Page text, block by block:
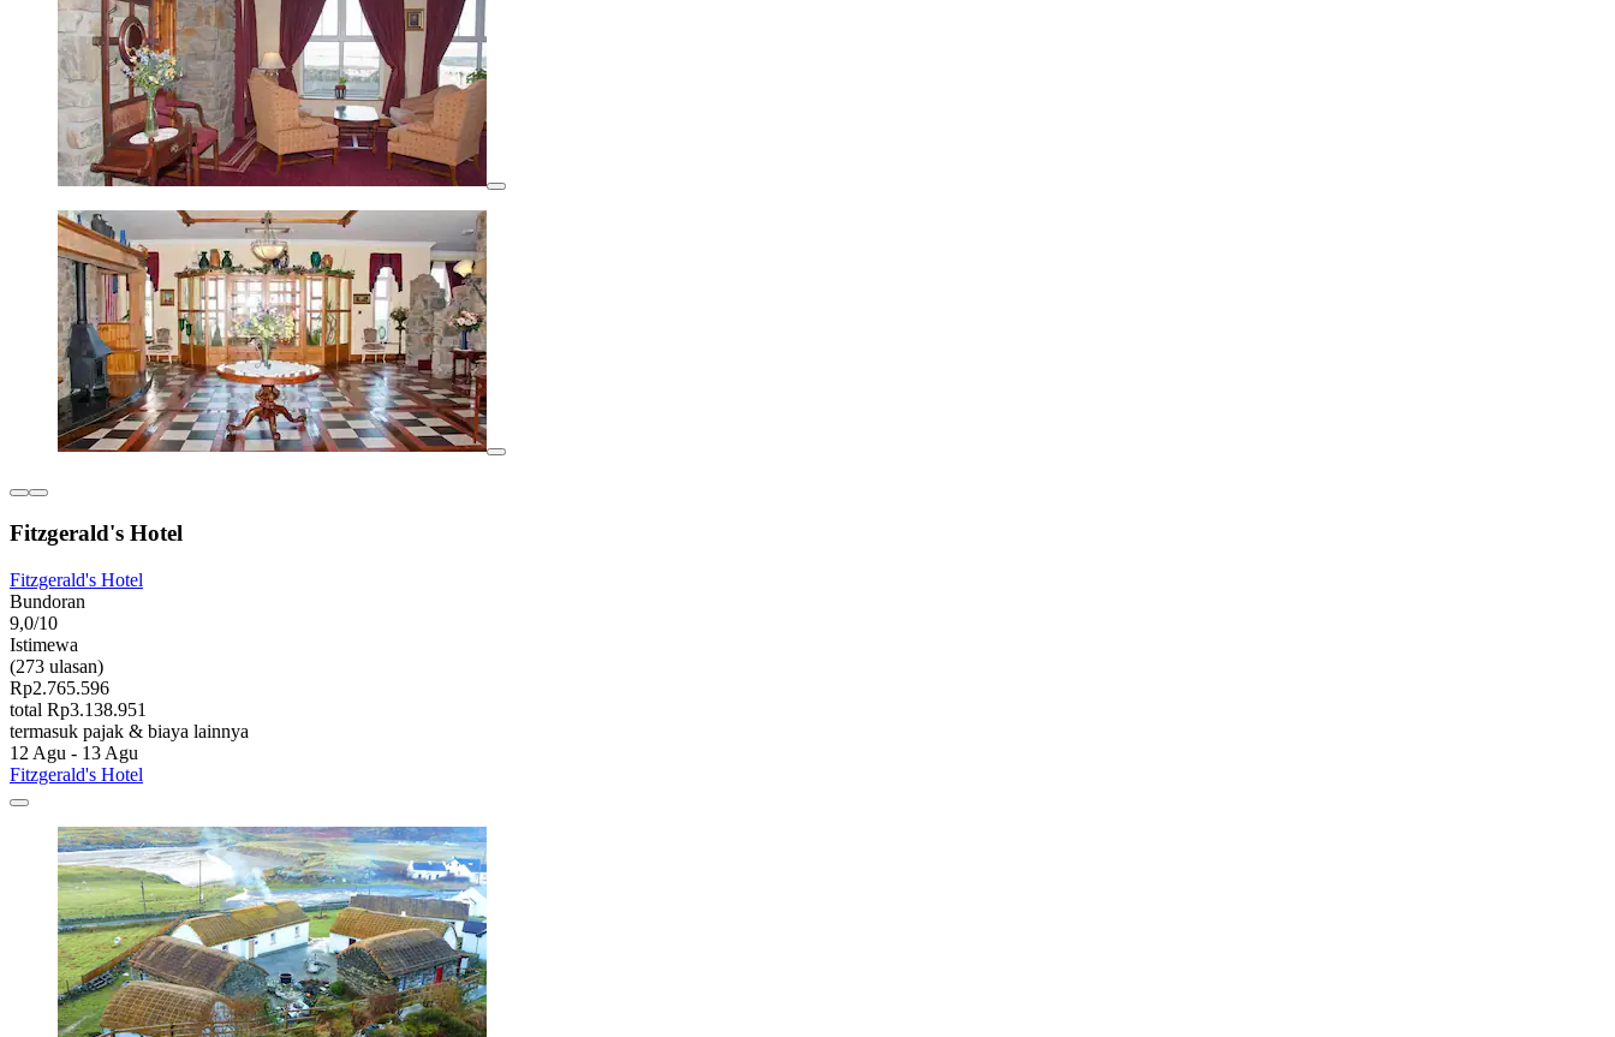
Fitzgerald's Hotel
Fitzgerald's Hotel
Bundoran
9,0/10
Istimewa
(273 ulasan)
Rp2.765.596
total Rp3.138.951
termasuk pajak & biaya lainnya
12 Agu - 13 Agu
Fitzgerald's Hotel